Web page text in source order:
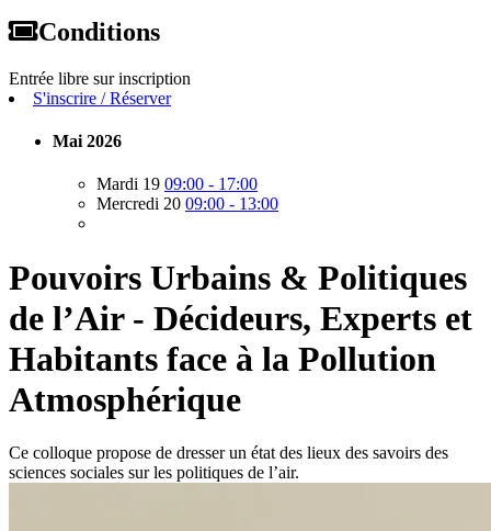
Conditions
Entrée libre sur inscription
S'inscrire / Réserver
Mai 2026
Mardi 19 09:00 - 17:00
Mercredi 20 09:00 - 13:00
Pouvoirs Urbains & Politiques
de l’Air - Décideurs, Experts et
Habitants face à la Pollution
Atmosphérique
Ce colloque propose de dresser un état des lieux des savoirs des
sciences sociales sur les politiques de l’air.